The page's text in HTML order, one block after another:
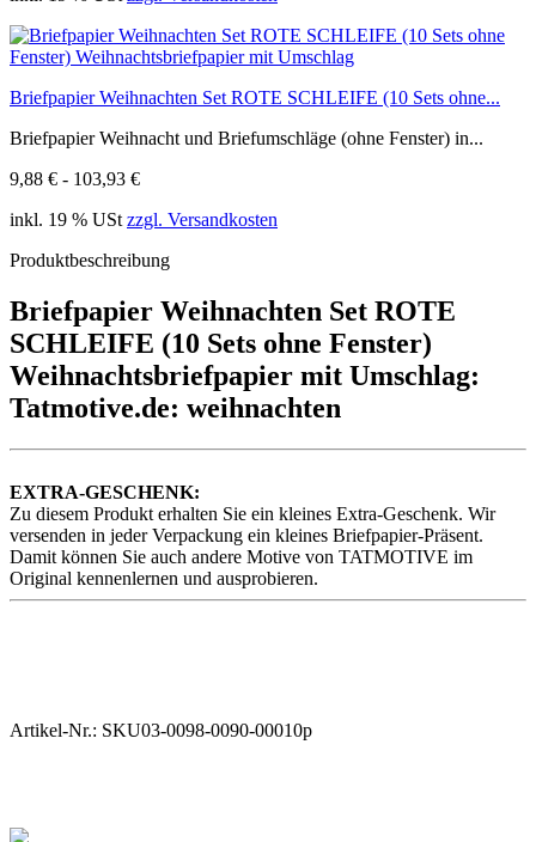
Briefpapier Weihnachten Set ROTE SCHLEIFE (10 Sets ohne...
Briefpapier Weihnacht und Briefumschläge (ohne Fenster) in...
9,88 € - 103,93 €
inkl. 19 % USt zzgl. Versandkosten
Produktbeschreibung
Briefpapier Weihnachten Set ROTE
SCHLEIFE (10 Sets ohne Fenster)
Weihnachtsbriefpapier mit Umschlag:
Tatmotive.de: weihnachten
EXTRA-GESCHENK:
Zu diesem Produkt erhalten Sie ein kleines Extra-Geschenk. Wir
versenden in jeder Verpackung ein kleines Briefpapier-Präsent.
Damit können Sie auch andere Motive von TATMOTIVE im
Original kennenlernen und ausprobieren.
Artikel-Nr.: SKU03-0098-0090-00010p